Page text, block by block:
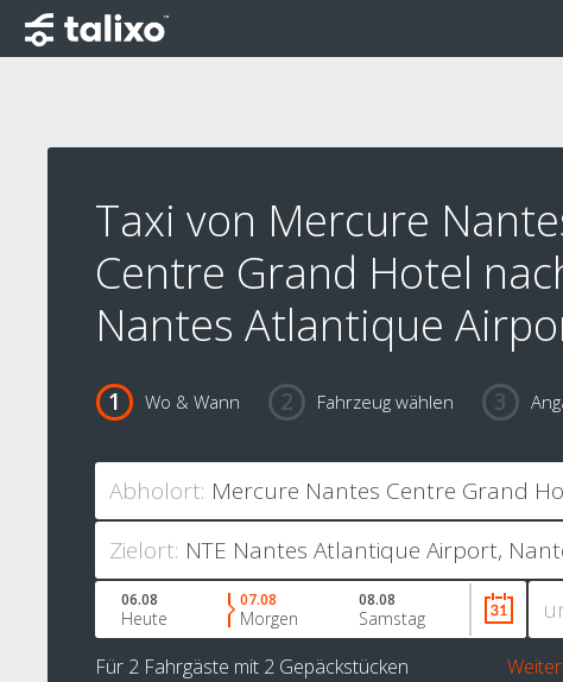
Taxi von Mercure
Centre Grand Hotel
Nantes Atlantique
Wo & Wann Fahrzeug wählen
Abholort:
Zielort:
06.08
Heute
07.08
Morgen
08.08
Samstag
Für 2 Fahrgäste mit 2 Gepäckstücken